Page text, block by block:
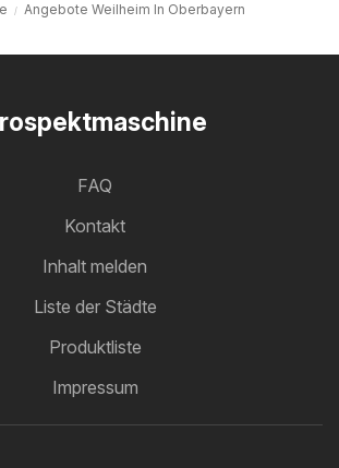
Angebote Weilheim In Oberbayern
FAQ
Kontakt
Inhalt melden
Liste der Städte
Produktliste
Impressum